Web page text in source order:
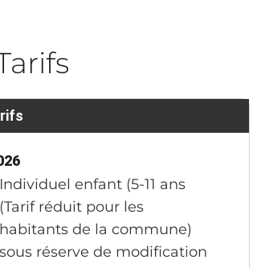
Individuel enfant (5-11 ans
(Tarif réduit pour les
habitants de la commune)
sous réserve de modification